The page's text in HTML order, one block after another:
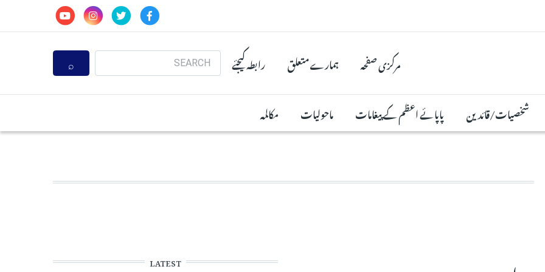
مرکزی صفحہ ہمارے متعلق رابطہ کیجئے
Search
شخصیات/قائدین پاپائے اعظم کے پیغامات ماحولیات مکالمہ
LATEST